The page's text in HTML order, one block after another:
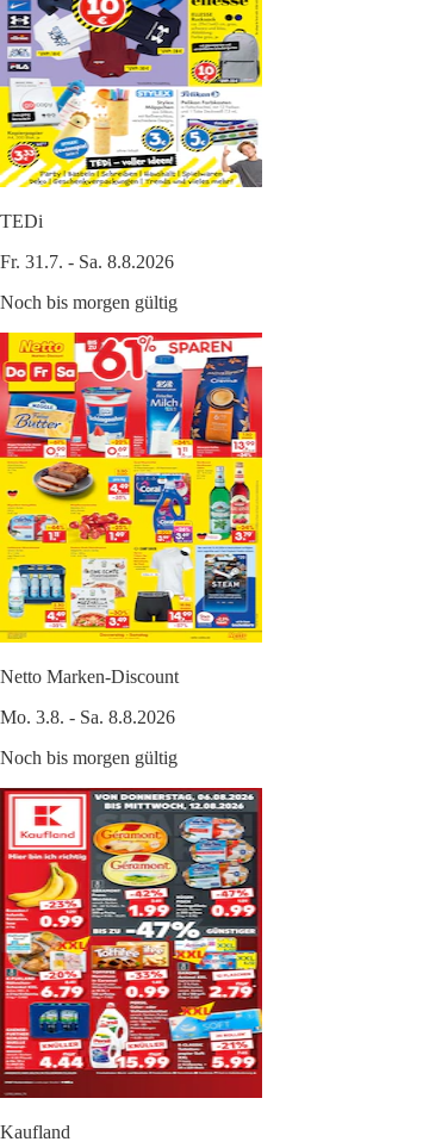
TEDi
Fr. 31.7. - Sa. 8.8.2026
Noch bis morgen gültig
Netto Marken-Discount
Mo. 3.8. - Sa. 8.8.2026
Noch bis morgen gültig
Kaufland